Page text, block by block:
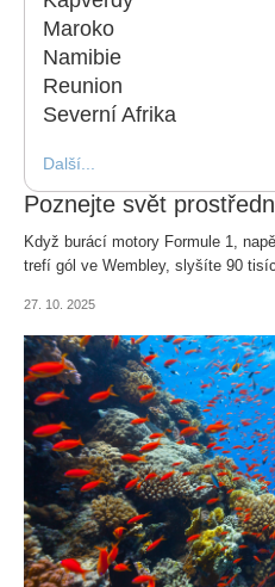
Maroko
Namibie
Reunion
Severní Afrika
Další...
Poznejte svět
Když burácí motory Formule 1,
trefí gól ve Wembley, slyšíte 90
tichý.
27. 10. 2025